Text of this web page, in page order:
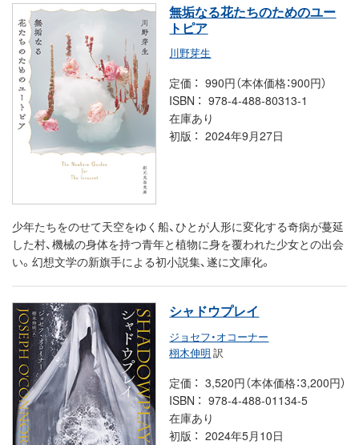
無垢なる花たちのためのユー
トピア
川野芽生
定価
990円（本体価格：900円）
ISBN
978-4-488-80313-1
在庫あり
初版
2024年9月27日
少年たちをのせて天空をゆく船、ひとが人形に変化する奇病が蔓延
した村、機械の身体を持つ青年と植物に身を覆われた少女との出会
い。幻想文学の新旗手による初小説集、遂に文庫化。
シャドウプレイ
ジョセフ・オコーナー
栩木伸明 訳
定価
3,520円（本体価格：3,200円）
ISBN
978-4-488-01134-5
在庫あり
初版
2024年5月10日